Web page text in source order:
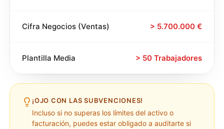
Cifra Negocios (Ventas) > 5.700.000 €
Plantilla Media > 50 Trabajadores
¡OJO CON LAS SUBVENCIONES!
Incluso si no superas los límites del activo o
facturación, puedes estar obligado a auditarte si